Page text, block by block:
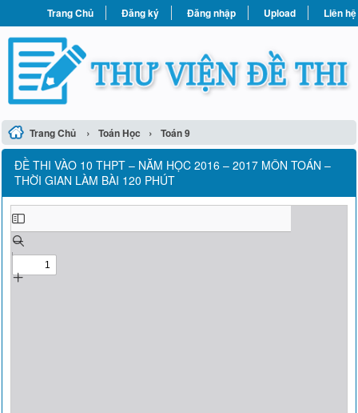
Trang Chủ Đăng ký Đăng nhập Upload Liên hệ
Trang Chủ › Toán Học › Toán 9
ĐỀ THI VÀO 10 THPT – NĂM HỌC 2016 – 2017 MÔN TOÁN –
THỜI GIAN LÀM BÀI 120 PHÚT